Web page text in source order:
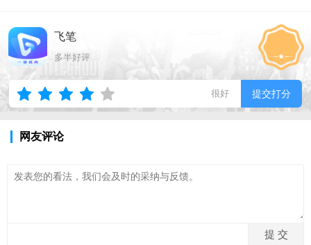
飞笔
多半好评
很好 提交打分
网友评论